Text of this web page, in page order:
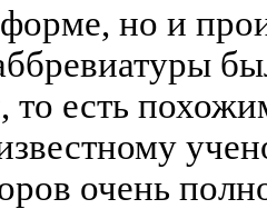
но и
то есть
очень